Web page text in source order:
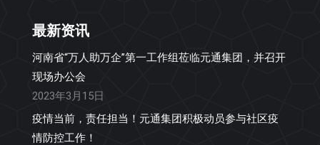
最新资讯
河南省“万人助万企”第一工作组莅临元通集团，并召开
现场办公会
2023年3月15日
疫情当前，责任担当！元通集团积极动员参与社区疫
情防控工作！